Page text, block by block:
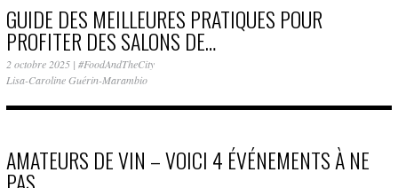
GUIDE DES MEILLEURES PRATIQUES POUR
PROFITER DES SALONS DE…
2 octobre 2025 | #FoodAndTheCity
Lisa-Caroline Guérin-Marambio
AMATEURS DE VIN – VOICI 4 ÉVÉNEMENTS À NE